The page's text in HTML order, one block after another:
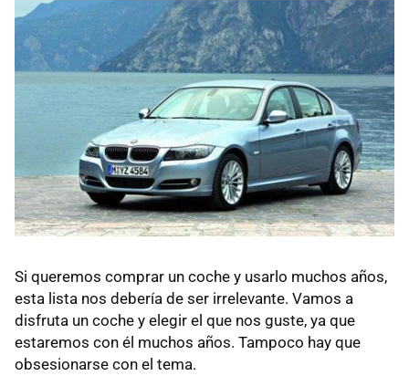
Si queremos comprar un coche y usarlo muchos años,
esta lista nos debería de ser irrelevante. Vamos a
disfruta un coche y elegir el que nos guste, ya que
estaremos con él muchos años. Tampoco hay que
obsesionarse con el tema.